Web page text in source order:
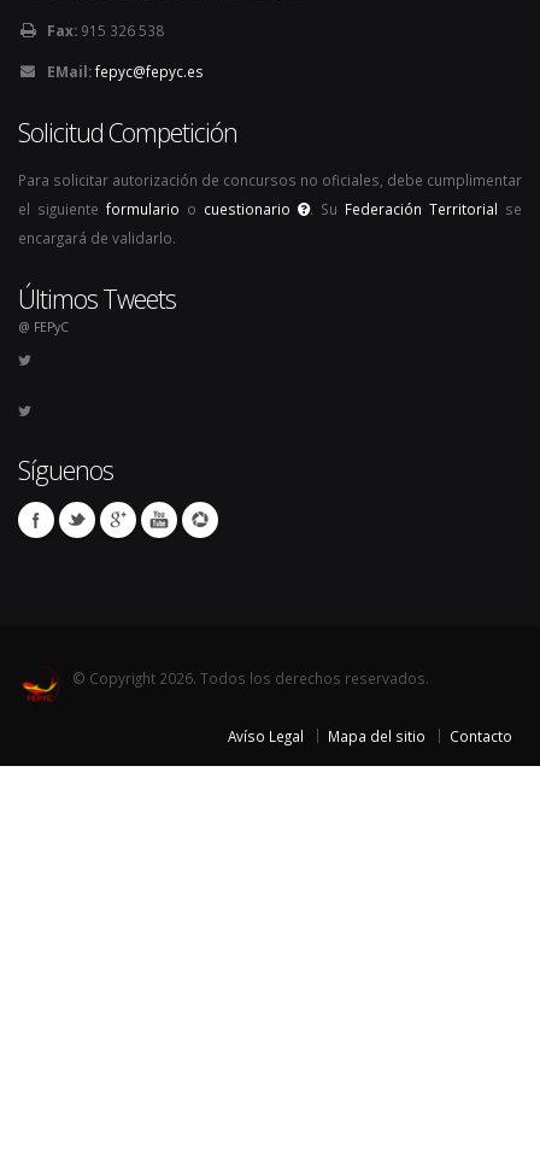
Fax: 915 326 538
EMail:fepyc@fepyc.es
Solicitud Competición
Para solicitar autorización de concursos no oficiales, debe cumplimentar
el siguiente formulario o cuestionario . Su Federación Territorial se
encargará de validarlo.
Últimos Tweets
@ FEPyC
Síguenos
© Copyright 2026. Todos los derechos reservados.
Avíso Legal Mapa del sitio Contacto